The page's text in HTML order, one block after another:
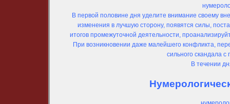
В первой половине дня уделите внимание своему
изменения в лучшую сторону, появятся силы,
итогов промежуточной деятельности,
При возникновении даже малейшего конфликта,
сильного скандала
В течении